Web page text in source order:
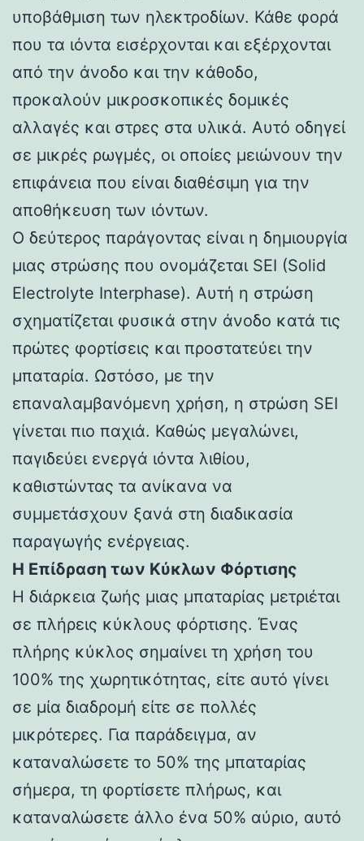
υποβάθμιση των ηλεκτροδίων. Κάθε φορά
που τα ιόντα εισέρχονται και εξέρχονται
από την άνοδο και την κάθοδο,
προκαλούν μικροσκοπικές δομικές
αλλαγές και στρες στα υλικά. Αυτό οδηγεί
σε μικρές ρωγμές, οι οποίες μειώνουν την
επιφάνεια που είναι διαθέσιμη για την
αποθήκευση των ιόντων.
Ο δεύτερος παράγοντας είναι η δημιουργία
μιας στρώσης που ονομάζεται SEI (Solid
Electrolyte Interphase). Αυτή η στρώση
σχηματίζεται φυσικά στην άνοδο κατά τις
πρώτες φορτίσεις και προστατεύει την
μπαταρία. Ωστόσο, με την
επαναλαμβανόμενη χρήση, η στρώση SEI
γίνεται πιο παχιά. Καθώς μεγαλώνει,
παγιδεύει ενεργά ιόντα λιθίου,
καθιστώντας τα ανίκανα να
συμμετάσχουν ξανά στη διαδικασία
παραγωγής ενέργειας.
Η Επίδραση των Κύκλων Φόρτισης
Η διάρκεια ζωής μιας μπαταρίας μετριέται
σε πλήρεις κύκλους φόρτισης. Ένας
πλήρης κύκλος σημαίνει τη χρήση του
100% της χωρητικότητας, είτε αυτό γίνει
σε μία διαδρομή είτε σε πολλές
μικρότερες. Για παράδειγμα, αν
καταναλώσετε το 50% της μπαταρίας
σήμερα, τη φορτίσετε πλήρως, και
καταναλώσετε άλλο ένα 50% αύριο, αυτό